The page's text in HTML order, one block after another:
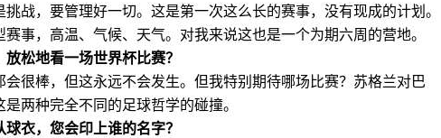
战，要管理好一切。这是第一次这么长的赛事，没有现成的计划。
事，高温、气候、天气。对我来说这也是一个为期六周的营地。
松地看一场世界杯比赛？
很棒，但这永远不会发生。但我特别期待哪场比赛？苏格兰对巴
两种完全不同的足球哲学的碰撞。
衣，您会印上谁的名字？